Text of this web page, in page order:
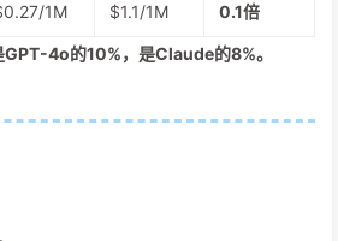
1M $1.1/1M 0.1倍
4o的10%，是Claude的8%。